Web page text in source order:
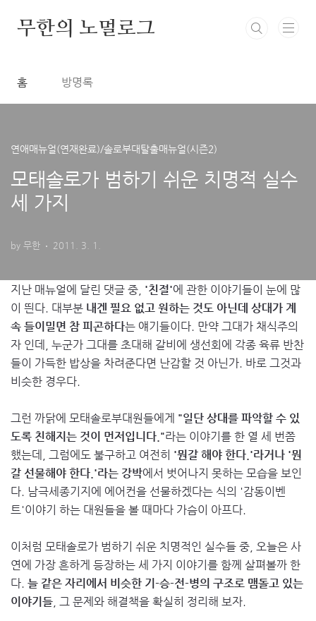
무한의 노멀로그
홈 방명록
연애매뉴얼(연재완료)/솔로부대탈출매뉴얼(시즌2)
모태솔로가 범하기 쉬운 치명적 실수
세 가지
by 무한 2011. 3. 1.
지난 매뉴얼에 달린 댓글 중, '친절'에 관한 이야기들이 눈에 많
이 띈다. 대부분 내겐 필요 없고 원하는 것도 아닌데 상대가 계
속 들이밀면 참 피곤하다는 얘기들이다. 만약 그대가 채식주의
자 인데, 누군가 그대를 초대해 갈비에 생선회에 각종 육류 반찬
들이 가득한 밥상을 차려준다면 난감할 것 아닌가. 바로 그것과
비슷한 경우다.
그런 까닭에 모태솔로부대원들에게 "일단 상대를 파악할 수 있
도록 친해지는 것이 먼저입니다."라는 이야기를 한 열 세 번쯤
했는데, 그럼에도 불구하고 여전히 '뭔갈 해야 한다.'라거나 '뭔
갈 선물해야 한다.'라는 강박에서 벗어나지 못하는 모습을 보인
다. 남극세종기지에 에어컨을 선물하겠다는 식의 '감동이벤
트'이야기 하는 대원들을 볼 때마다 가슴이 아프다.
이처럼 모태솔로가 범하기 쉬운 치명적인 실수들 중, 오늘은 사
연에 가장 흔하게 등장하는 세 가지 이야기를 함께 살펴볼까 한
다. 늘 같은 자리에서 비슷한 기-승-전-병의 구조로 맴돌고 있는
이야기들 , 그 문제와 해결책을 확실히 정리해 보자.